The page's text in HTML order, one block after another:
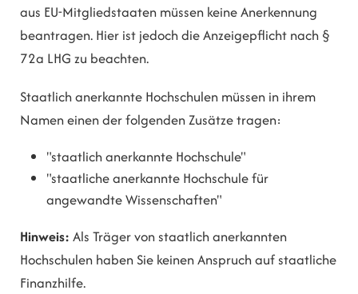
aus EU-Mitgliedstaaten müssen keine Anerkennung
beantragen. Hier ist jedoch die Anzeigepflicht nach §
72a LHG zu beachten.
Staatlich anerkannte Hochschulen müssen in ihrem
Namen einen der folgenden Zusätze tragen:
"staatlich anerkannte Hochschule"
"staatliche anerkannte Hochschule für
angewandte Wissenschaften"
Hinweis: Als Träger von staatlich anerkannten
Hochschulen haben Sie keinen Anspruch auf staatliche
Finanzhilfe.